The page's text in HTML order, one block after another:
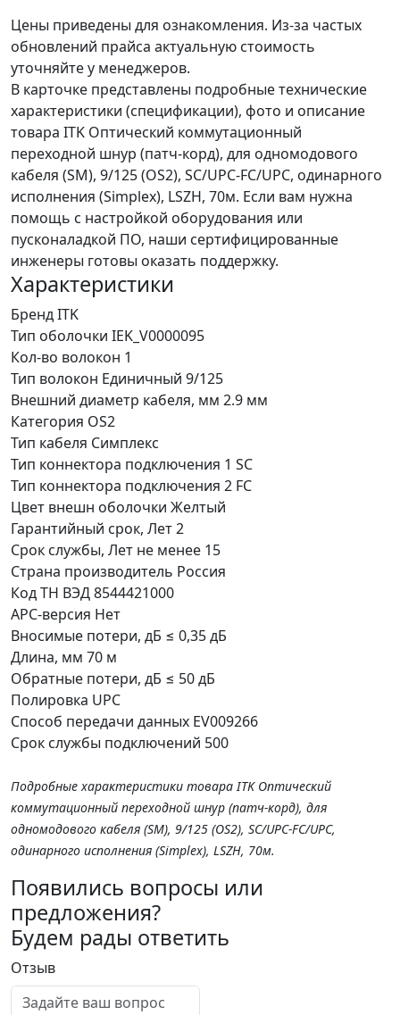
Цены приведены для ознакомления. Из‑за частых
обновлений прайса актуальную стоимость
уточняйте у менеджеров.
В карточке представлены подробные технические
характеристики (спецификации), фото и описание
товара ITK Оптический коммутационный
переходной шнур (патч-корд), для одномодового
кабеля (SM), 9/125 (OS2), SC/UPC-FC/UPC, одинарного
исполнения (Simplex), LSZH, 70м. Если вам нужна
помощь с настройкой оборудования или
пусконаладкой ПО, наши сертифицированные
инженеры готовы оказать поддержку.
Характеристики
БрендITK
Тип оболочки IEK_V0000095
Кол-во волокон 1
Тип волокон Единичный 9/125
Внешний диаметр кабеля, мм 2.9 мм
Категория OS2
Тип кабеля Симплекс
Тип коннектора подключения 1 SC
Тип коннектора подключения 2 FC
Цвет внешн оболочки Желтый
Гарантийный срок, Лет2
Срок службы, Лет не менее 15
Страна производитель Россия
Код ТН ВЭД8544421000
APC-версия Нет
Вносимые потери, дБ ≤ 0,35 дБ
Длина, мм 70 м
Обратные потери, дБ ≤ 50 дБ
Полировка UPC
Способ передачи данных EV009266
Срок службы подключений 500
Подробные характеристики товара ITK Оптический
коммутационный переходной шнур (патч-корд), для
одномодового кабеля (SM), 9/125 (OS2), SC/UPC-FC/UPC,
одинарного исполнения (Simplex), LSZH, 70м.
Появились вопросы или
предложения?
Будем рады ответить
Отзыв